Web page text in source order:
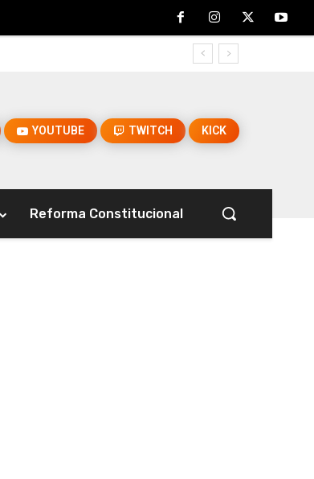
YOUTUBE TWITCH KICK
Reforma Constitucional